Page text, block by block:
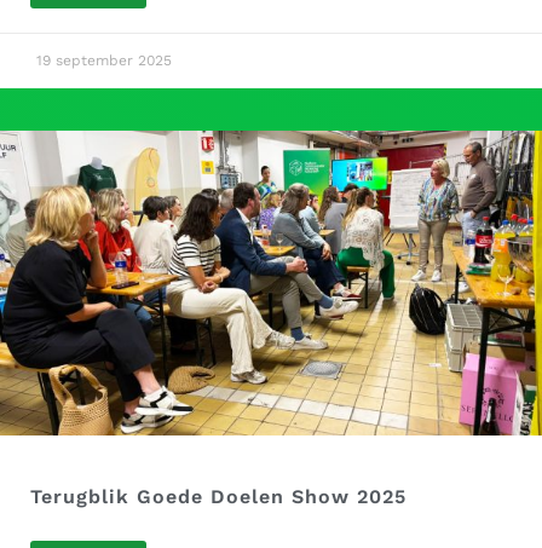
19 september 2025
Terugblik Goede Doelen Show 2025